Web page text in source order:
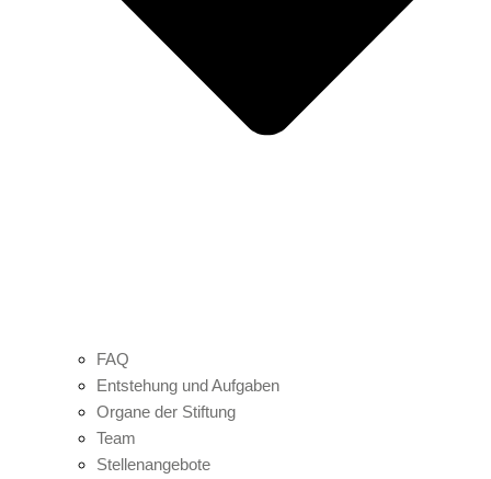
FAQ
Entstehung und Aufgaben
Organe der Stiftung
Team
Stellenangebote